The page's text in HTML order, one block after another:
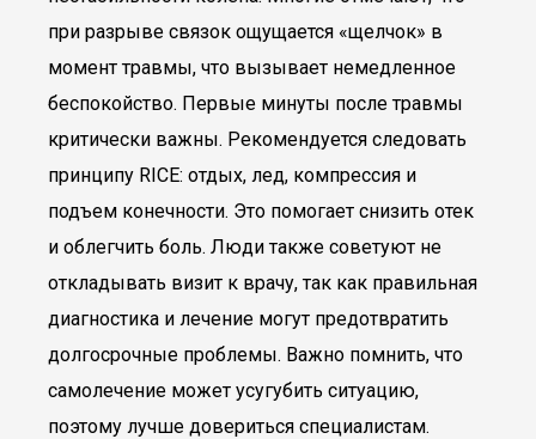
при разрыве связок ощущается «щелчок» в
момент травмы, что вызывает немедленное
беспокойство. Первые минуты после травмы
критически важны. Рекомендуется следовать
принципу RICE: отдых, лед, компрессия и
подъем конечности. Это помогает снизить отек
и облегчить боль. Люди также советуют не
откладывать визит к врачу, так как правильная
диагностика и лечение могут предотвратить
долгосрочные проблемы. Важно помнить, что
самолечение может усугубить ситуацию,
поэтому лучше довериться специалистам.